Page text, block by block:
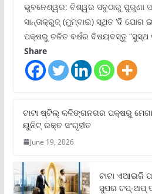
ଭୁବନେଶ୍ୱର: ବିଶ୍ୱର ସବୁଠାରୁ ପୁରୁଣା
ସାନ୍ତାକ୍ରୁଜ୍ (ମୁମ୍ବାଇ) ସ୍ଥିତ ‘ଦି
ପକ୍ଷରୁ ଚଳିତ ବର୍ଷର ବିଷୟବସ୍ତୁ “ସୁସ୍ଥ
Share
ଟାଟା ଷ୍ଟିଲ୍‌ କଳିଙ୍ଗନଗର ପକ୍ଷରୁ
ୟୁନିଟ୍‌ ରକ୍ତ ସଂଗୃହୀତ
June 19, 2026
ଟାଟା ଏଆଇଜି
ସୁପର ଟପ୍‌-ଅପ୍